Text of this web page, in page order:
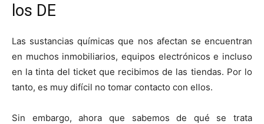
los DE
Las sustancias químicas que nos afectan se encuentran
en muchos inmobiliarios, equipos electrónicos e incluso
en la tinta del ticket que recibimos de las tiendas. Por lo
tanto, es muy difícil no tomar contacto con ellos.
Sin embargo, ahora que sabemos de qué se trata